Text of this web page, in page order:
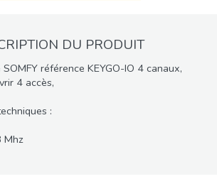
DU PRODUIT
référence KEYGO-IO 4 canaux,
4 accès,
:
Mhz